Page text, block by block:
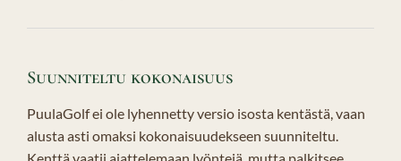
Suunniteltu kokonaisuus
PuulaGolf ei ole lyhennetty versio isosta kentästä, vaan
alusta asti omaksi kokonaisuudekseen suunniteltu.